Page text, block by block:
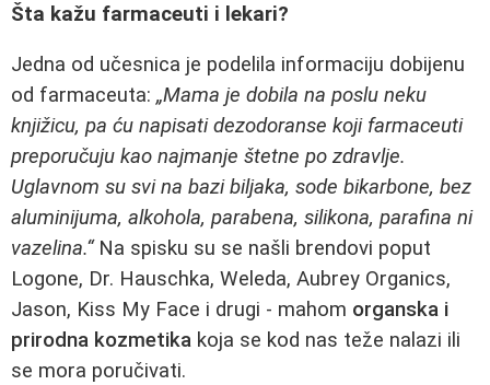
Šta kažu farmaceuti i lekari?
Jedna od učesnica je podelila informaciju dobijenu
od farmaceuta: „Mama je dobila na poslu neku
knjižicu, pa ću napisati dezodoranse koji farmaceuti
preporučuju kao najmanje štetne po zdravlje.
Uglavnom su svi na bazi biljaka, sode bikarbone, bez
aluminijuma, alkohola, parabena, silikona, parafina ni
vazelina.“Na spisku su se našli brendovi poput
Logone, Dr. Hauschka, Weleda, Aubrey Organics,
Jason, Kiss My Face i drugi - mahom organska i
prirodna kozmetika koja se kod nas teže nalazi ili
se mora poručivati.